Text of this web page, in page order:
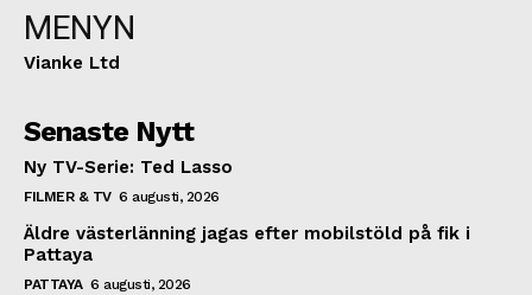
MENYN
Vianke Ltd
Senaste Nytt
Ny TV-Serie: Ted Lasso
FILMER & TV 6 augusti, 2026
Äldre västerlänning jagas efter mobilstöld på fik i
Pattaya
PATTAYA 6 augusti, 2026